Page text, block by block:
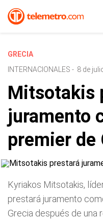
GRECIA
INTERNACIONALES - 8 de
Mitsotakis
juramento
premier de
Kyriakos Mitsotakis,
prestará juramento
Grecia después de una